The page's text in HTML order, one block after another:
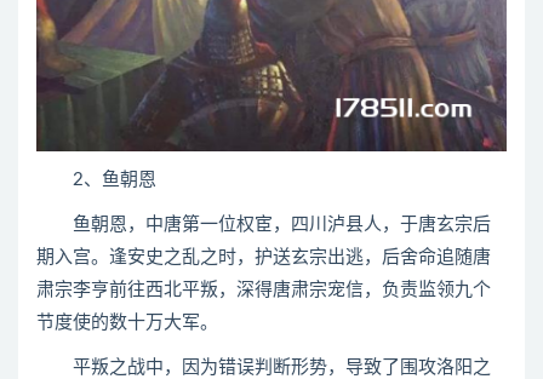
2、鱼朝恩
鱼朝恩，中唐第一位权宦，四川泸县人，于唐玄宗后
期入宫。逢安史之乱之时，护送玄宗出逃，后舍命追随唐
肃宗李亨前往西北平叛，深得唐肃宗宠信，负责监领九个
节度使的数十万大军。
平叛之战中，因为错误判断形势，导致了围攻洛阳之